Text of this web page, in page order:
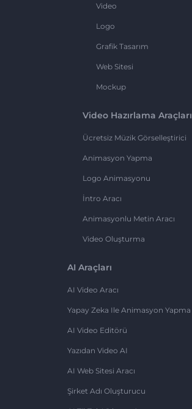
Video
Logo
Grafik Tasarım
Web Sitesi
Mockup
Video Hazırlama Araçları
Ücretsiz Müzik Görselleştirici
Animasyon Yapma
Logo Animasyonu
İntro Aracı
Animasyonlu Metin Aracı
Video Oluşturma
AI Araçları
AI Video Aracı
Yapay Zeka Ile Animasyon Yapma
AI Video Editörü
Yazıdan Video AI
AI Web Sitesi Aracı
Şirket Adı Oluşturucu